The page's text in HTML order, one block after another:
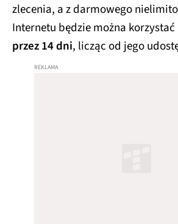
zlecenia, a z darmowego
Internetu będzie można
przez 14 dni, licząc od jego